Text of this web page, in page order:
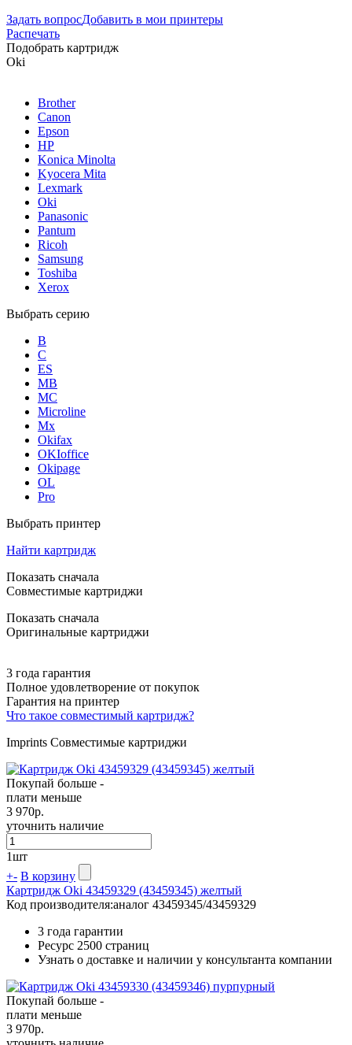
Задать вопросДобавить в мои принтеры
Распечать
Подобрать картридж
Oki
Brother
Canon
Epson
HP
Konica Minolta
Kyocera Mita
Lexmark
Oki
Panasonic
Pantum
Ricoh
Samsung
Toshiba
Xerox
Выбрать серию
B
C
ES
MB
MC
Microline
Mx
Okifax
OKIoffice
Okipage
OL
Pro
Выбрать принтер
Найти картридж
Показать сначала
Совместимые картриджи
Показать сначала
Оригинальные картриджи
3 года гарантия
Полное удовлетворение от покупок
Гарантия на принтер
Что такое совместимый картридж?
Imprints Совместимые картриджи
Покупай больше -
плати меньше
3 970р.
уточнить наличие
1шт
+- В корзину
Картридж Oki 43459329 (43459345) желтый
Код производителя:аналог 43459345/43459329
3 года гарантии
Ресурс 2500 страниц
Узнать о доставке и наличии у консультанта компании
Покупай больше -
плати меньше
3 970р.